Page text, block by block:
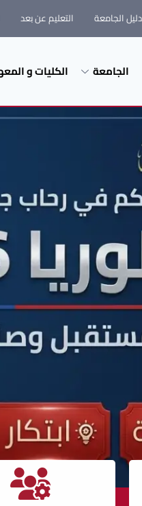
دليل الجامعة التعليم عن بعد
الجامعة الكليات و